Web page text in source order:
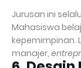
Jurusan ini
Mahasiswa
kepemimpinan.
manajer,